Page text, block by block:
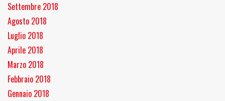
Settembre 2018
Agosto 2018
Luglio 2018
Aprile 2018
Marzo 2018
Febbraio 2018
Gennaio 2018